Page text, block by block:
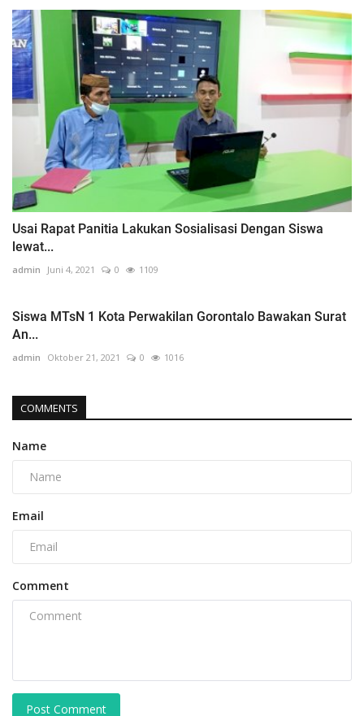
Usai Rapat Panitia Lakukan Sosialisasi Dengan Siswa
lewat...
admin Juni 4, 2021 0 1109
Siswa MTsN 1 Kota Perwakilan Gorontalo Bawakan Surat
An...
admin Oktober 21, 2021 0 1016
COMMENTS
Name
Email
Comment
Post Comment